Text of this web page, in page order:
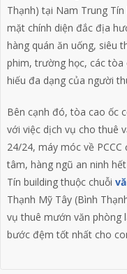
Thạnh) tại Nam Trung
mặt chính diện đắc địa
hàng quán ăn uống, siêu
phim, trường học, các tòa
hiếu đa dạng của người
Bên cạnh đó, tòa cao ốc
với việc dịch vụ cho thuê
24/24, máy móc về
tâm, hàng ngũ an ninh
Tín building thuộc chuỗi
Thạnh Mỹ Tây (Bình
vụ thuê mướn văn phòng
bước đệm tốt nhất cho